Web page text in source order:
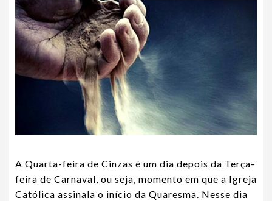
A Quarta-feira de Cinzas é um dia depois da Terça-
feira de Carnaval, ou seja, momento em que a Igreja
Católica assinala o início da Quaresma. Nesse dia